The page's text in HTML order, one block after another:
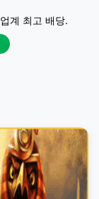
계 최고 배당.